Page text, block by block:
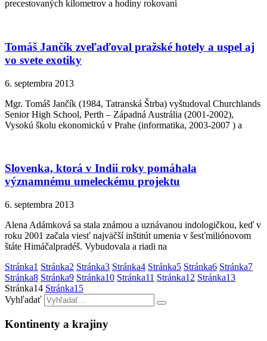
precestovaných kilometrov a hodiny rokovaní
Tomáš Jančík zveľaďoval pražské hotely a uspel aj
vo svete exotiky
6. septembra 2013
Mgr. Tomáš Jančík (1984, Tatranská Štrba) vyštudoval Churchlands
Senior High School, Perth – Západná Austrália (2001-2002),
Vysokú školu ekonomickú v Prahe (informatika, 2003-2007 ) a
Slovenka, ktorá v Indii roky pomáhala
významnému umeleckému projektu
6. septembra 2013
Alena Adámková sa stala známou a uznávanou indologičkou, keď v
roku 2001 začala viesť najväčší inštitút umenia v šesťmiliónovom
štáte Himáčalpradéš. Vybudovala a riadi na
Stránka1 Stránka2 Stránka3 Stránka4 Stránka5 Stránka6 Stránka7
Stránka8 Stránka9 Stránka10 Stránka11 Stránka12 Stránka13
Stránka14 Stránka15
Vyhľadať
Kontinenty a krajiny